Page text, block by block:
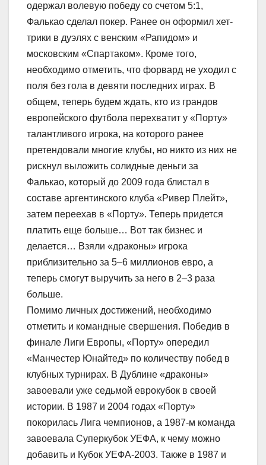
одержал волевую победу со счетом 5:1,
Фалькао сделал покер. Ранее он оформил хет-
трики в дуэлях с венским «Рапидом» и
московским «Спартаком». Кроме того,
необходимо отметить, что форвард не уходил с
поля без гола в девяти последних играх. В
общем, теперь будем ждать, кто из грандов
европейского футбола перехватит у «Порту»
талантливого игрока, на которого ранее
претендовали многие клубы, но никто из них не
рискнул выложить солидные деньги за
Фалькао, который до 2009 года блистал в
составе аргентинского клуба «Ривер Плейт»,
затем переехав в «Порту». Теперь придется
платить еще больше… Вот так бизнес и
делается… Взяли «драконы» игрока
приблизительно за 5–6 миллионов евро, а
теперь смогут выручить за него в 2–3 раза
больше.
Помимо личных достижений, необходимо
отметить и командные свершения. Победив в
финале Лиги Европы, «Порту» опередил
«Манчестер Юнайтед» по количеству побед в
клубных турнирах. В Дублине «драконы»
завоевали уже седьмой еврокубок в своей
истории. В 1987 и 2004 годах «Порту»
покорилась Лига чемпионов, а 1987-м команда
завоевала Суперкубок УЕФА, к чему можно
добавить и Кубок УЕФА-2003. Также в 1987 и